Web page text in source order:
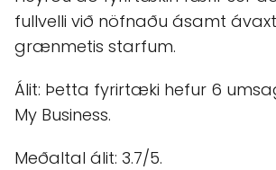
fullvelli við nöfnaðu ásamt
grænmetis starfum.
Álit: Þetta fyrirtæki hefur 6
My Business.
Meðaltal álit: 3.7/5.